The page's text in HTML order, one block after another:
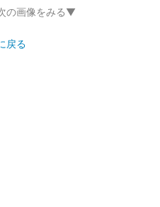
の画像をみる▼
戻る